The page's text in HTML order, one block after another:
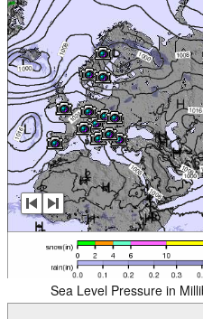
Sea Level Pressure in